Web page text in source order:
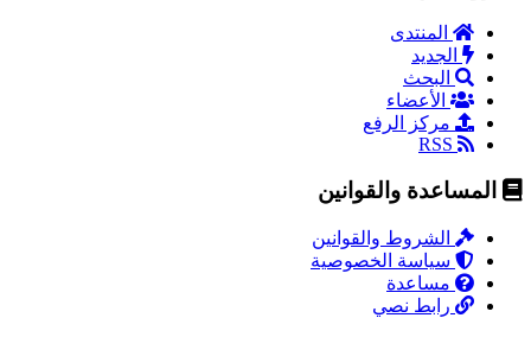
المنتدى
الجديد
البحث
الأعضاء
مركز الرفع
المساعدة والقوانين
الشروط والقوانين
سياسة الخصوصية
مساعدة
رابط نصي